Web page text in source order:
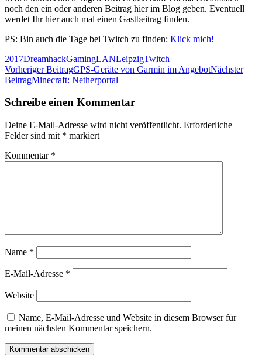
noch den ein oder anderen Beitrag hier im Blog geben. Eventuell
werdet Ihr hier auch mal einen Gastbeitrag finden.
PS: Bin auch die Tage bei Twitch zu finden: Klick mich!
2017DreamhackGamingLANLeipzigTwitch
Beitrags-
Navigation
Vorheriger BeitragGPS-Geräte von Garmin im AngebotNächster
BeitragMinecraft: Netherportal
Schreibe einen Kommentar
Deine E-Mail-Adresse wird nicht veröffentlicht. Erforderliche
Felder sind mit * markiert
Kommentar *
Name *
E-Mail-Adresse *
Website
Name, E-Mail-Adresse und Website in diesem Browser für
meinen nächsten Kommentar speichern.